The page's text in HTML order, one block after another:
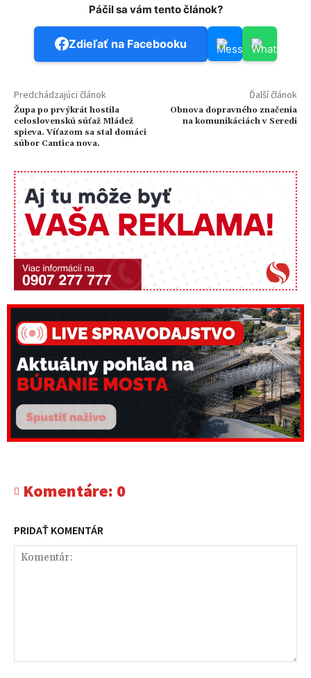
Páčil sa vám tento článok?
Zdieľať na Facebooku
Predchádzajúci článok
Župa po prvýkrát hostila
celoslovenskú súťaž Mládež
spieva. Víťazom sa stal domáci
súbor Cantica nova.
Ďalší článok
Obnova dopravného značenia
na komunikáciách v Seredi
Komentáre: 0
PRIDAŤ KOMENTÁR